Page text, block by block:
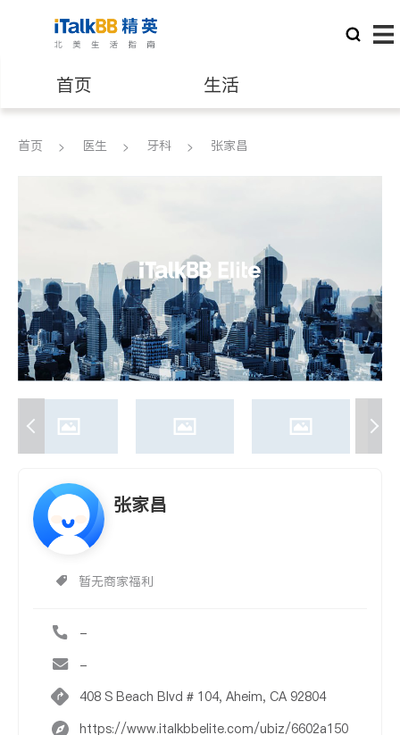
首页 生活
医生 律师
养老 非盈利组织
首页 医生 牙科 张家昌
张家昌
暂无商家福利
-
-
408 S Beach Blvd # 104, Aheim, CA 92804
https://www.italkbbelite.com/ubiz/6602a150